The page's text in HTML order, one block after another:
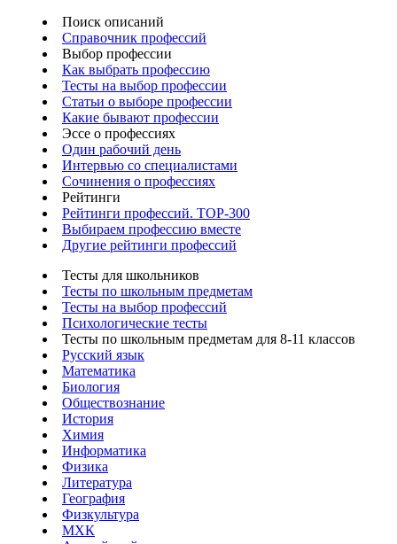
Поиск описаний
Справочник профессий
Выбор профессии
Как выбрать профессию
Тесты на выбор профессии
Статьи о выборе профессии
Какие бывают профессии
Эссе о профессиях
Один рабочий день
Интервью со специалистами
Сочинения о профессиях
Рейтинги
Рейтинги профессий. TOP-300
Выбираем профессию вместе
Другие рейтинги профессий
Тесты для школьников
Тесты по школьным предметам
Тесты на выбор профессий
Психологические тесты
Тесты по школьным предметам для 8-11 классов
Русский язык
Математика
Биология
Обществознание
История
Химия
Информатика
Физика
Литература
География
Физкультура
МХК